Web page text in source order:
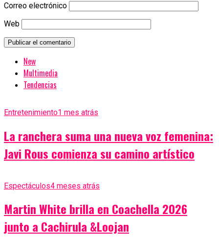
Correo electrónico
Web
New
Multimedia
Tendencias
Entretenimiento1 mes atrás
La ranchera suma una nueva voz femenina:
Javi Rous comienza su camino artístico
Espectáculos4 meses atrás
Martin White brilla en Coachella 2026
junto a Cachirula &Loojan